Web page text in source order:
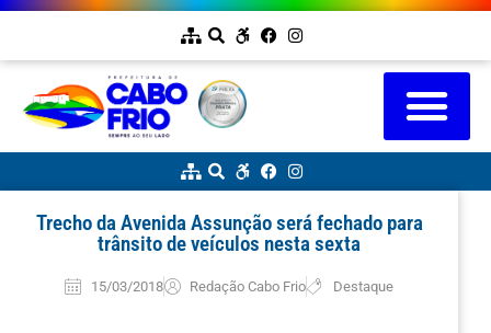
Trecho da Avenida Assunção será fechado para
trânsito de veículos nesta sexta
15/03/2018 Redação Cabo Frio Destaque